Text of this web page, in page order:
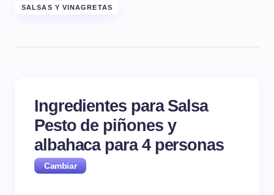
SALSAS Y VINAGRETAS
Ingredientes para Salsa
Pesto de piñones y
albahaca para4 personas